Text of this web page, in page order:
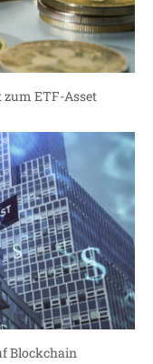
zum ETF-Asset
Blockchain